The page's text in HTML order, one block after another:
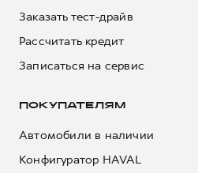
Заказать тест-драйв
Рассчитать кредит
Записаться на сервис
ПОКУПАТЕЛЯМ
Автомобили в наличии
Конфигуратор HAVAL